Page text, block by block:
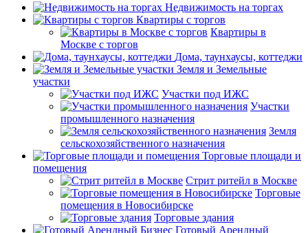
Недвижимость на торгах
Квартиры с торгов
Квартиры в
Москве с торгов
Дома, таунхаусы, коттеджи
Земля и Земельные
участки
Участки под ИЖС
Участки
промышленного назначения
Земля
сельскохозяйственного назначения
Торговые площади и
помещения
Стрит ритейл в Москве
Торговые
помещения в Новосибирске
Торговые здания
Готовый Арендный